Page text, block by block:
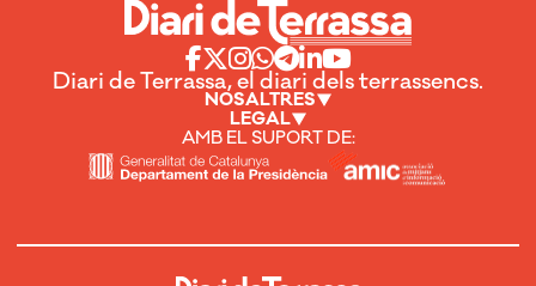
Diari de Terrassa, el diari dels terrassencs.
NOSALTRES
LEGAL
AMB EL SUPORT DE: